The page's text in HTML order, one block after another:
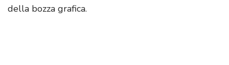
della bozza grafica.